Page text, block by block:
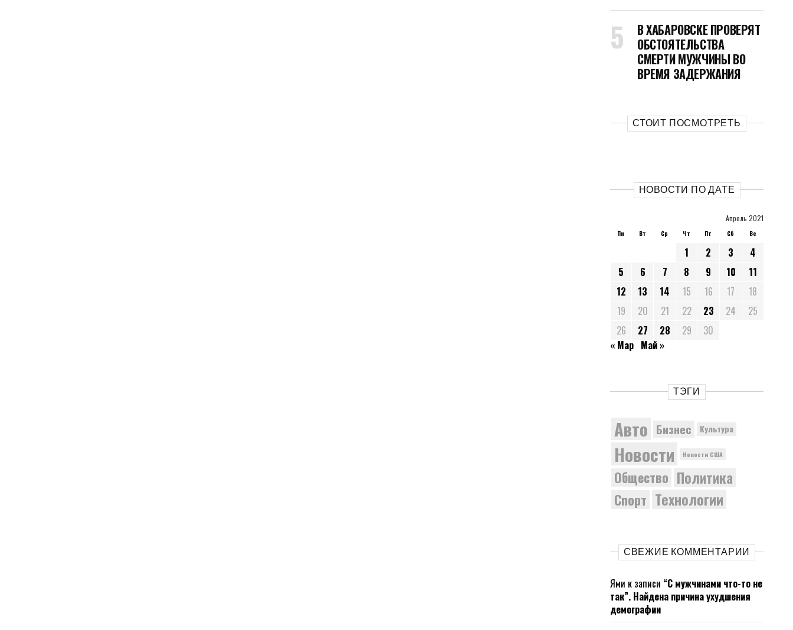
В ХАБАРОВСКЕ ПРОВЕРЯТ
ОБСТОЯТЕЛЬСТВА
СМЕРТИ МУЖЧИНЫ ВО
ВРЕМЯ ЗАДЕРЖАНИЯ
СТОИТ ПОСМОТРЕТЬ
НОВОСТИ ПО ДАТЕ
Апрель 2021
Пн Вт Ср Чт Пт Сб Вс
1 2 3
4
5
6 7 8 9 10
11
12
13 14 15 16 17
18
19
20 21 22 23 24
25
26
27 28 29
30
« Мар Май »
ТЭГИ
Авто Бизнес Культура
Новости Новости США
Общество Политика
Спорт Технологии
СВЕЖИЕ КОММЕНТАРИИ
Ями к записи “С мужчинами что-то не
так”. Найдена причина ухудшения
демографии